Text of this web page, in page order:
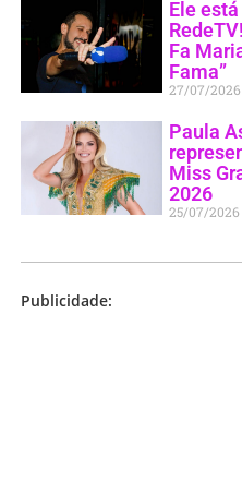
Ele
Fa
Fama”
27/07/2026
Paula
Miss
2026
25/07/2026
Publicidade: